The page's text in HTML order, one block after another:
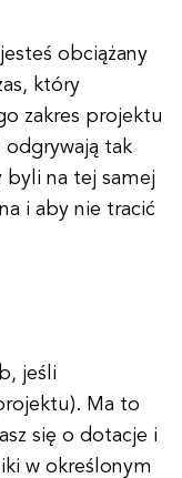
obciążany
który
zakres projektu
odgrywają tak
byli na tej samej
i aby nie tracić
jeśli
Ma to
się o dotacje i
w określonym